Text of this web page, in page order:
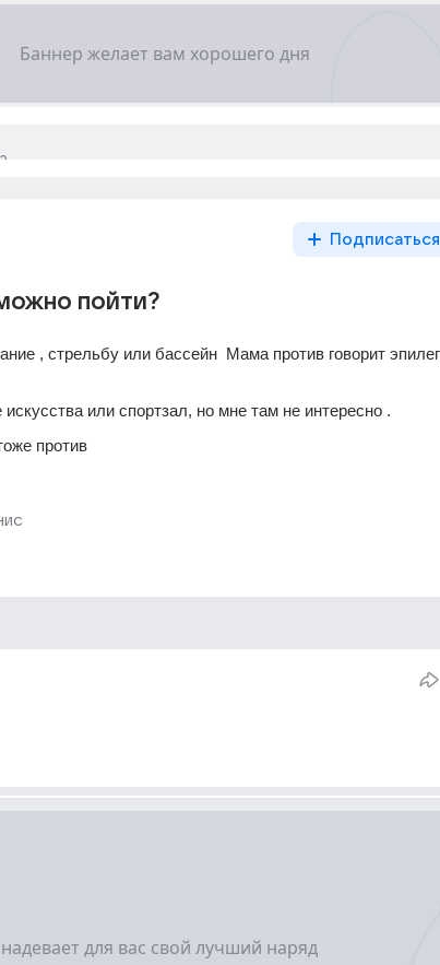
Подписаться
пойти?
, стрельбу или бассейн  Мама против говорит
или спортзал, но мне там не интересно .
против